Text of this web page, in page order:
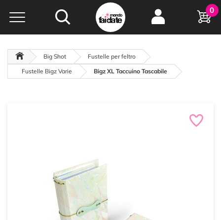
Hobby e
creatività...
oltre 15 anni online
0
Big Shot
Fustelle per feltro
Fustelle Bigz Varie
Bigz XL Taccuino Tascabile